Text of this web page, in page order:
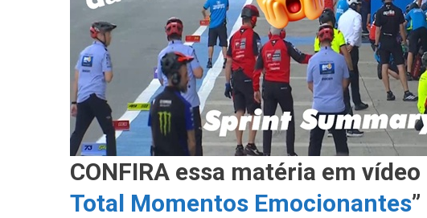
CONFIRA essa matéria em vídeo
Total Momentos Emocionantes